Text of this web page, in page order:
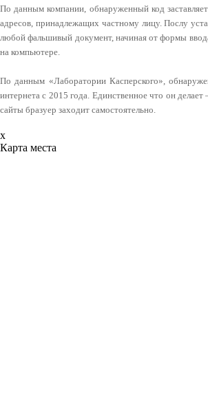
По данным компании, обнаруженный код
адресов, принадлежащих частному лицу. Послу
любой фальшивый документ, начиная от формы
на компьютере.
По данным «Лаборатории Касперского»,
интернета с 2015 года. Единственное что он
сайты бразуер заходит самостоятельно.
x
Карта места